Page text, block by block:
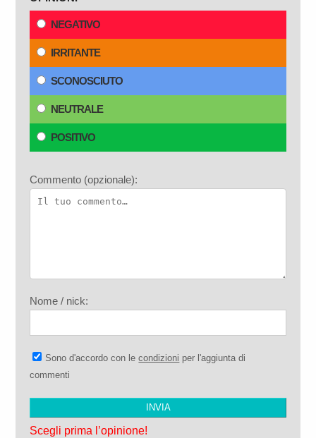
NEGATIVO
IRRITANTE
SCONOSCIUTO
NEUTRALE
POSITIVO
Commento (opzionale):
Nome / nick:
Sono d'accordo con lecondizioni per l'aggiunta di
commenti
Scegli prima l’opinione!